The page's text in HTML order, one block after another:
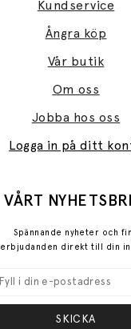
Kundservice
Ångra köp
Vår butik
Om oss
Jobba hos oss
Logga in på ditt
VÅRT
Spännande nyheter och
erbjudanden direkt till din
SKICKA